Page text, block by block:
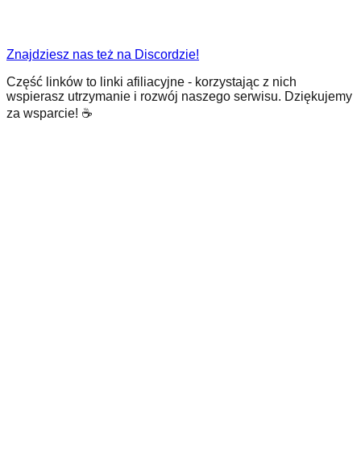
Znajdziesz nas też na Discordzie!
Część linków to linki afiliacyjne - korzystając z nich
wspierasz utrzymanie i rozwój naszego serwisu. Dziękujemy
za wsparcie! ☕